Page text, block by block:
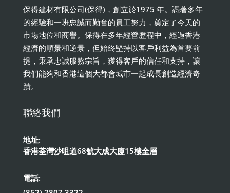
保得建材有限公司(保得)，創立於1975 年。憑著多年
的經驗和一班忠誠而勤奮的員工努力，奠定了今天的
市場地位和商譽。保得在多年經營歷程中，經過香港
經濟的順景和逆景，但始終堅持以客戶利益為首要前
提，秉承忠誠服務宗旨，獲得客戶的信任和支持，讓
我們能夠和香港這個大都會城市一起成長創造經濟奇
蹟。
聯絡我們
地址:
香港荃灣沙咀道68號大成大廈15樓全層
電話: